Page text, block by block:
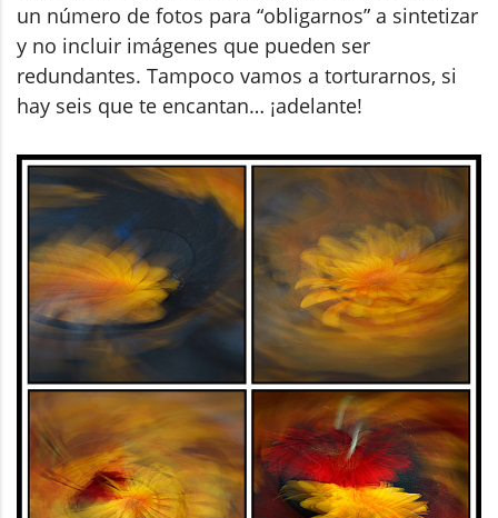
un número de fotos para “obligarnos” a sintetizar
y no incluir imágenes que pueden ser
redundantes. Tampoco vamos a torturarnos, si
hay seis que te encantan… ¡adelante!